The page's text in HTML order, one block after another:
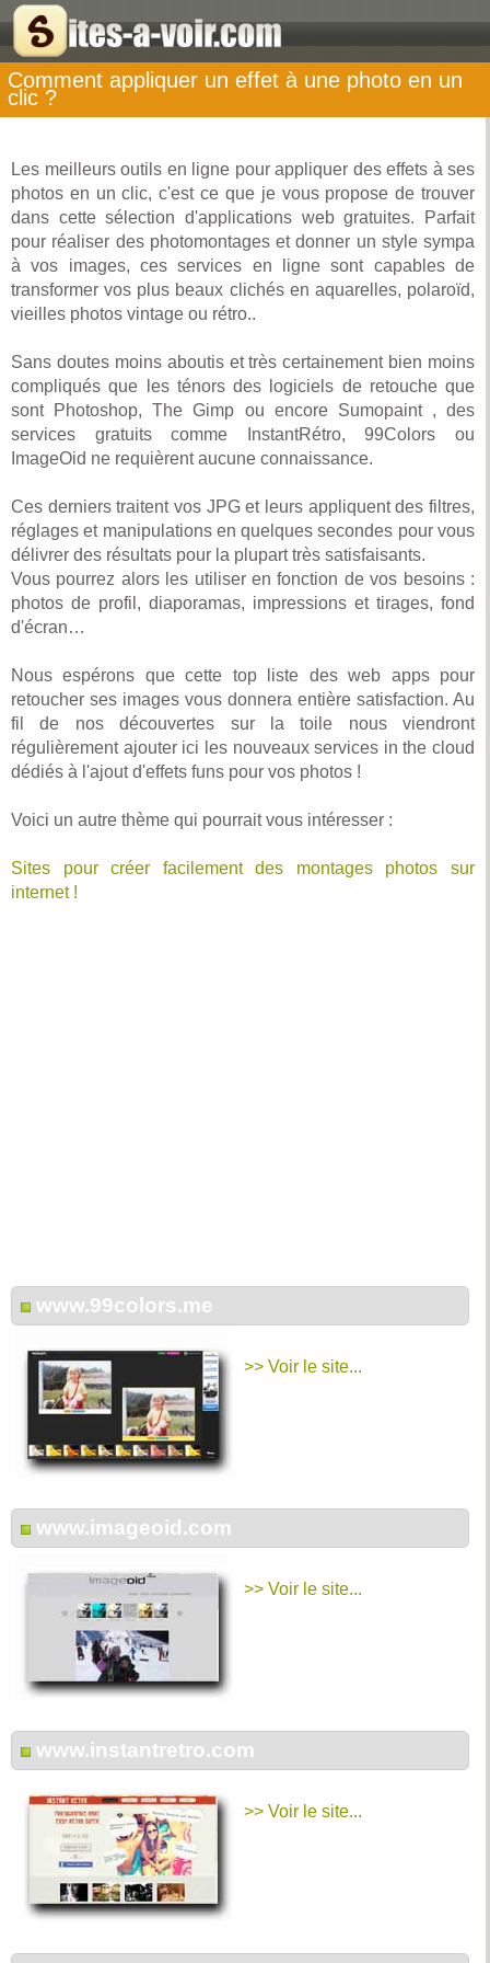
Comment appliquer un effet à une photo en un
clic ?
Les meilleurs outils en ligne pour appliquer des effets à ses
photos en un clic, c'est ce que je vous propose de trouver
dans cette sélection d'applications web gratuites. Parfait
pour réaliser des photomontages et donner un style sympa
à vos images, ces services en ligne sont capables de
transformer vos plus beaux clichés en aquarelles, polaroïd,
vieilles photos vintage ou rétro..
Sans doutes moins aboutis et très certainement bien moins
compliqués que les ténors des logiciels de retouche que
sont Photoshop, The Gimp ou encore Sumopaint , des
services gratuits comme InstantRétro, 99Colors ou
ImageOid ne requièrent aucune connaissance.
Ces derniers traitent vos JPG et leurs appliquent des filtres,
réglages et manipulations en quelques secondes pour vous
délivrer des résultats pour la plupart très satisfaisants.
Vous pourrez alors les utiliser en fonction de vos besoins :
photos de profil, diaporamas, impressions et tirages, fond
d'écran…
Nous espérons que cette top liste des web apps pour
retoucher ses images vous donnera entière satisfaction. Au
fil de nos découvertes sur la toile nous viendront
régulièrement ajouter ici les nouveaux services in the cloud
dédiés à l'ajout d'effets funs pour vos photos !
Voici un autre thème qui pourrait vous intéresser :
Sites pour créer facilement des montages photos sur
internet !
www.99colors.me
>> Voir le site...
www.imageoid.com
>> Voir le site...
www.instantretro.com
>> Voir le site...